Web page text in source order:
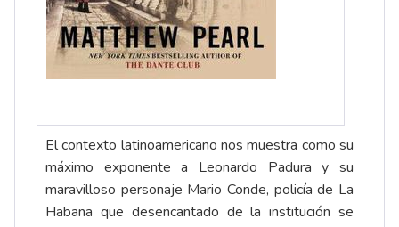
El contexto latinoamericano nos muestra como su
máximo exponente a Leonardo Padura y su
maravilloso personaje Mario Conde, policía de La
Habana que desencantado de la institución se